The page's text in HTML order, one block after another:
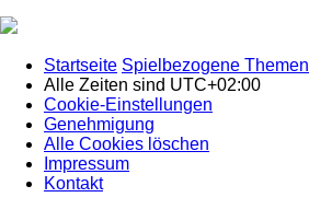
Startseite Spielbezogene Themen
Alle Zeiten sind UTC+02:00
Cookie-Einstellungen
Genehmigung
Alle Cookies löschen
Impressum
Kontakt